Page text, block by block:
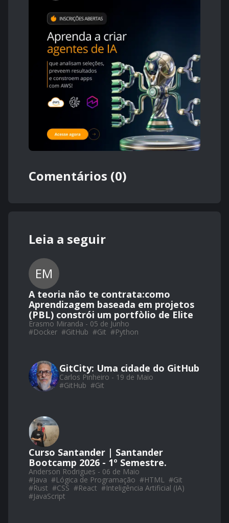
Comentários (0)
Leia a seguir
EM
A teoria não te contrata:como
Aprendizagem baseada em projetos
(PBL) constrói um portfòlio de Elite
Erasmo Miranda - 05 de Junho
#Docker #GitHub #Git #Python
GitCity: Uma cidade do GitHub
Carlos Pinheiro - 19 de Maio
#GitHub #Git
Curso Santander | Santander
Bootcamp 2026 - 1º Semestre.
Anderson Rodrigues - 06 de Maio
#Java #Lógica de Programação #HTML #Git
#Rust #CSS #React #Inteligência Artificial (IA)
#JavaScript